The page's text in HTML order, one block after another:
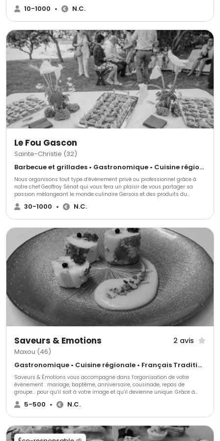
pour faire de votre projet une véritable réussite pour vous et vos convives.
Vous aurez un large choix de formules, de menus, de plats selon vos
10-1000 • N.C.
Le Fou Gascon
Sainte-Christie (32)
Barbecue et grillades • Gastronomique • Cuisine régionale
Nous organisons tout type d’événement privé ou professionnel grâce à
notre chef Geoffroy Sénat qui vous fera un plaisir de vous partager sa
passion mélangeant le monde culinaire Gersois et des produits du
monde entier. Nous répondrons et nous nous adapterons à toutes vos
exigences.
30-1000 • N.C.
Saveurs & Emotions 2 avis
Maxou (46)
Gastronomique • Cuisine régionale • Français Traditionnel
Saveurs & Émotions vous accompagne dans l’organisation de votre
événement : mariage, baptême, anniversaire, cousinade, repas de
groupe… pour qu’il soit à votre image et qu’il devienne unique. Grâce à
notre savoir-faire et notre imagination, nous vous conseillerons pour
construire ensemble votre projet selon vos envies et votre budget. Un
un traiteur d’exception pour vos événements.
5-500 • N.C.